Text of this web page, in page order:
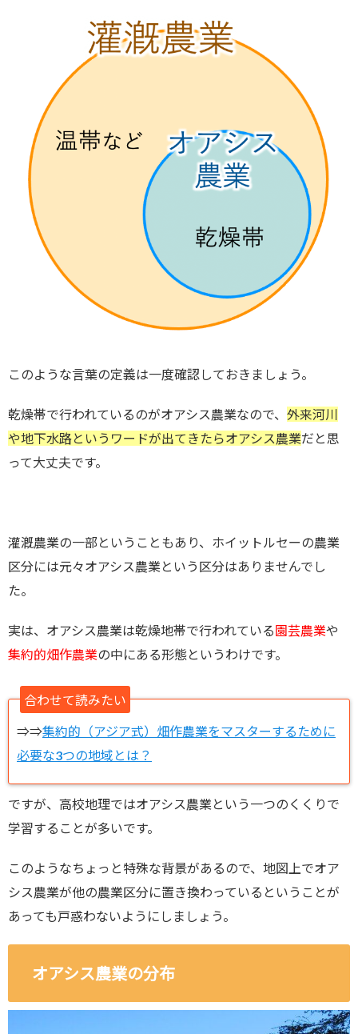
このような言葉の定義は一度確認しておきましょう。
乾燥帯で行われているのがオアシス農業なので、 外来河川
や地下水路というワードが出てきたらオアシス農業だと思
って大丈夫です。
灌漑農業の一部ということもあり、ホイットルセーの農業
区分には元々オアシス農業という区分はありませんでし
た。
実は、オアシス農業は乾燥地帯で行われている園芸農業や
集約的畑作農業の中にある形態というわけです。
合わせて読みたい
⇒⇒集約的（アジア式）畑作農業をマスターするために
必要な3つの地域とは？
ですが、高校地理ではオアシス農業という一つのくくりで
学習することが多いです。
このようなちょっと特殊な背景があるので、地図上でオア
シス農業が他の農業区分に置き換わっているということが
あっても戸惑わないようにしましょう。
オアシス農業の分布